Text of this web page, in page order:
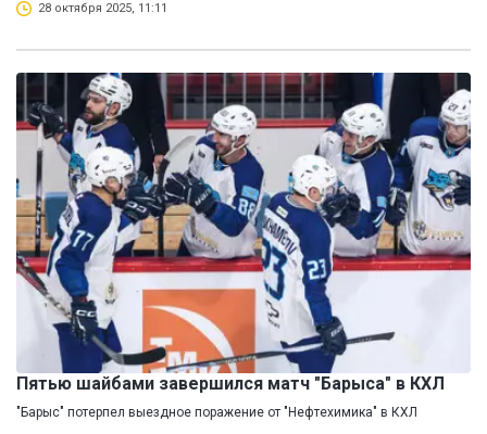
28 октября 2025, 11:11
Пятью шайбами завершился матч "Барыса" в КХЛ
"Барыс" потерпел выездное поражение от "Нефтехимика" в КХЛ